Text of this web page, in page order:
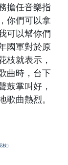
擔任音樂指
你們可以拿
可以幫你們
國軍對於原
枝就表示，
曲時，台下
鼓掌叫好，
歌曲熱烈。
）